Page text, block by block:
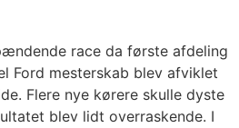
race da første afdeling
Ford mesterskab blev afviklet
Flere nye kørere skulle dyste
blev lidt overraskende. I